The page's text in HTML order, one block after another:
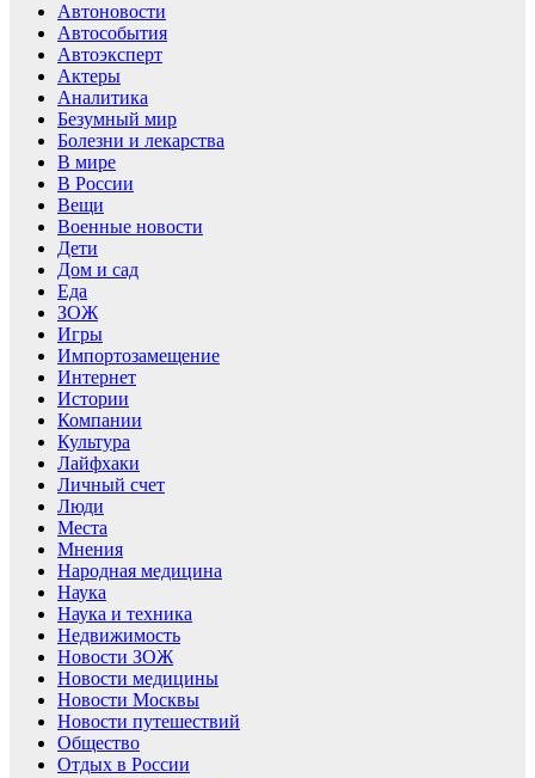
Автоновости
Автособытия
Автоэксперт
Актеры
Аналитика
Безумный мир
Болезни и лекарства
В мире
В России
Вещи
Военные новости
Дети
Дом и сад
Еда
ЗОЖ
Игры
Импортозамещение
Интернет
Истории
Компании
Культура
Лайфхаки
Личный счет
Люди
Места
Мнения
Народная медицина
Наука
Наука и техника
Недвижимость
Новости ЗОЖ
Новости медицины
Новости Москвы
Новости путешествий
Общество
Отдых в России